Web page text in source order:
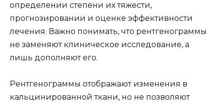
определении степени их тяжести,
прогнозировании и оценке эффективности
лечения. Важно понимать, что рентгенограммы
не заменяют клиническое исследование, а
лишь дополняют его.
Рентгенограммы отображают изменения в
кальцинированной ткани, но не позволяют